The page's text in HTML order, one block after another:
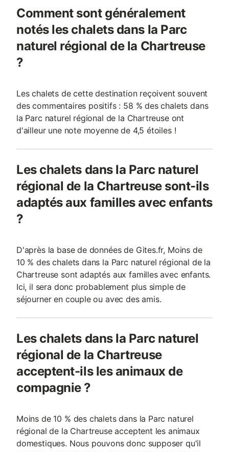
Comment sont généralement
notés les chalets dans la Parc
naturel régional de la Chartreuse
?
Les chalets de cette destination reçoivent souvent
des commentaires positifs : 58 % des chalets dans
la Parc naturel régional de la Chartreuse ont
d'ailleur une note moyenne de 4,5 étoiles !
Les chalets dans la Parc naturel
régional de la Chartreuse sont-ils
adaptés aux familles avec enfants
?
D'après la base de données de Gites.fr, Moins de
10 % des chalets dans la Parc naturel régional de la
Chartreuse sont adaptés aux familles avec enfants.
Ici, il sera donc probablement plus simple de
séjourner en couple ou avec des amis.
Les chalets dans la Parc naturel
régional de la Chartreuse
acceptent-ils les animaux de
compagnie ?
Moins de 10 % des chalets dans la Parc naturel
régional de la Chartreuse acceptent les animaux
domestiques. Nous pouvons donc supposer qu'il